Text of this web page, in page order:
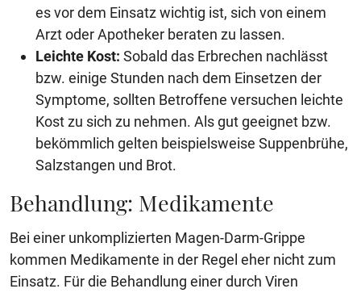
es vor dem Einsatz wichtig ist, sich von einem
Arzt oder Apotheker beraten zu lassen.
Leichte Kost: Sobald das Erbrechen nachlässt
bzw. einige Stunden nach dem Einsetzen der
Symptome, sollten Betroffene versuchen leichte
Kost zu sich zu nehmen. Als gut geeignet bzw.
bekömmlich gelten beispielsweise Suppenbrühe,
Salzstangen und Brot.
Behandlung: Medikamente
Bei einer unkomplizierten Magen-Darm-Grippe
kommen Medikamente in der Regel eher nicht zum
Einsatz. Für die Behandlung einer durch Viren